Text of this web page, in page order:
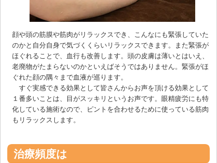
顔や頭の筋膜や筋肉がリラックスでき、こんなにも緊張していた
のかと自分自身で気づくくらいリラックスできます。また緊張が
ほぐれることで、血行も改善します。頭の皮膚は薄いとはいえ、
老廃物がたまらないのかといえばそうではありません。緊張がほ
ぐれた顔の隅々まで血液が巡ります。
すぐ実感できる効果として皆さんからお声を頂ける効果として
１番多いことは、目がスッキリというお声です。眼精疲労にも特
化している施術なので、ピントを合わせるために使っている筋肉
もリラックスします。
治療頻度は